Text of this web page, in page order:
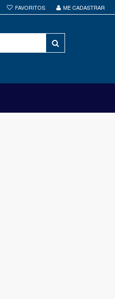
FAVORITOS ME CADASTRAR